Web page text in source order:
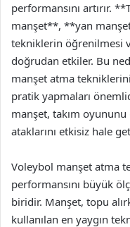
performansını artırır.
manşet**, **yan
tekniklerin öğrenilmesi
doğrudan etkiler. Bu
manşet atma
pratik yapmaları
manşet, takım
ataklarını etkisiz hale
Voleybol manşet atma
performansını büyük
biridir. Manşet, topu
kullanılan en yaygın